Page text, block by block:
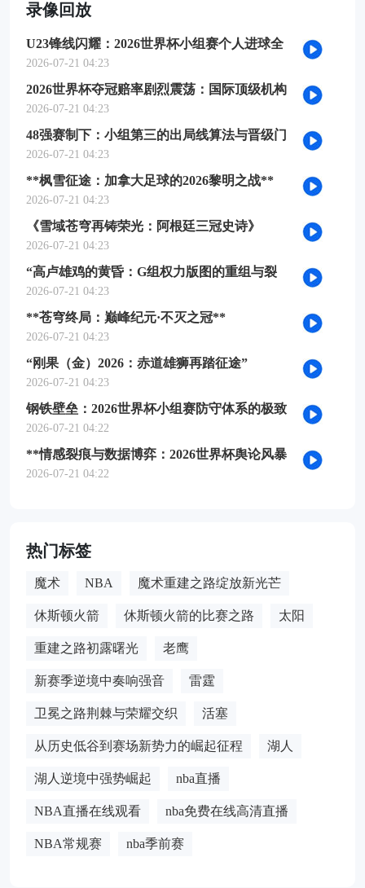
录像回放
U23锋线闪耀：2026世界杯小组赛个人进球全
记录
2026-07-21 04:23
2026世界杯夺冠赔率剧烈震荡：国际顶级机构
最新榜单出炉
2026-07-21 04:23
48强赛制下：小组第三的出局线算法与晋级门
槛推演
2026-07-21 04:23
**枫雪征途：加拿大足球的2026黎明之战**
2026-07-21 04:23
《雪域苍穹再铸荣光：阿根廷三冠史诗》
2026-07-21 04:23
“高卢雄鸡的黄昏：G组权力版图的重组与裂
变”
2026-07-21 04:23
**苍穹终局：巅峰纪元·不灭之冠**
2026-07-21 04:23
“刚果（金）2026：赤道雄狮再踏征途”
2026-07-21 04:23
钢铁壁垒：2026世界杯小组赛防守体系的极致
博弈
2026-07-21 04:22
**情感裂痕与数据博弈：2026世界杯舆论风暴
的多维解构**
2026-07-21 04:22
热门标签
魔术 NBA 魔术重建之路绽放新光芒
休斯顿火箭 休斯顿火箭的比赛之路 太阳
重建之路初露曙光 老鹰
新赛季逆境中奏响强音 雷霆
卫冕之路荆棘与荣耀交织 活塞
从历史低谷到赛场新势力的崛起征程 湖人
湖人逆境中强势崛起 nba直播
NBA直播在线观看 nba免费在线高清直播
NBA常规赛 nba季前赛